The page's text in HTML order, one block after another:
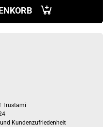
Trustami
Kundenzufriedenheit